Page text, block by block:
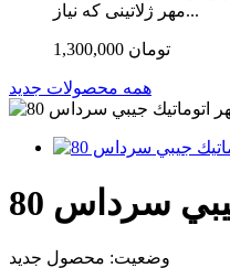
مهر ژلاتینی که نیاز...
1,300,000 تومان
همه محصولات جدید
سرداس 80
وضعیت: محصول جدید